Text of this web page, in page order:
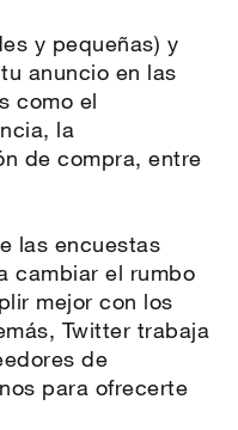
y pequeñas) y
anuncio en las
como el
la
de compra, entre
las encuestas
cambiar el rumbo
mejor con los
Twitter trabaja
de
para ofrecerte